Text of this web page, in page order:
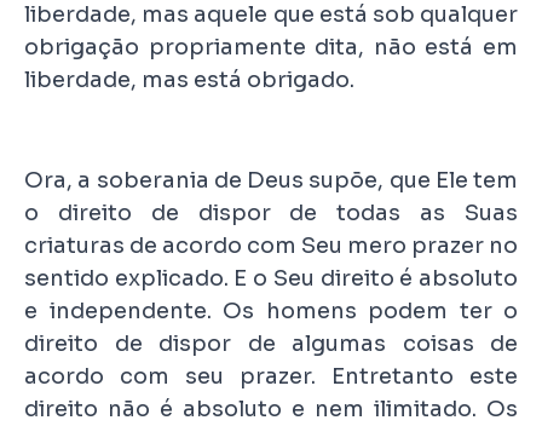
liberdade, mas aquele que está sob qualquer
obrigação propriamente dita, não está em
liberdade, mas está obrigado.
Ora, a soberania de Deus supõe, que Ele tem
o direito de dispor de todas as Suas
criaturas de acordo com Seu mero prazer no
sentido explicado. E o Seu direito é absoluto
e independente. Os homens podem ter o
direito de dispor de algumas coisas de
acordo com seu prazer. Entretanto este
direito não é absoluto e nem ilimitado. Os